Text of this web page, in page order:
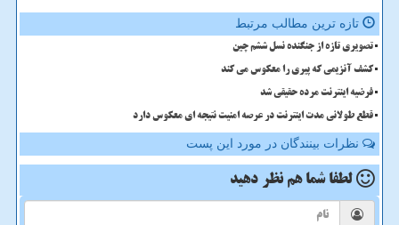
تازه ترین مطالب مرتبط
تصویری تازه از جنگنده نسل ششم چین
کشف آنزیمی که پیری را معکوس می کند
فرضیه اینترنت مرده حقیقی شد
قطع طولانی مدت اینترنت در عرصه امنیت نتیجه ای معکوس دارد
نظرات بینندگان در مورد این پست
لطفا شما هم نظر دهید